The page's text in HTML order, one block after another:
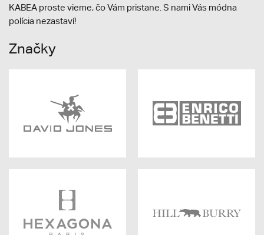
KABEA proste vieme, čo Vám pristane. S nami Vás módna
polícia nezastaví!
Značky